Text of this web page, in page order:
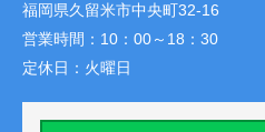
福岡県久留米市中央町32-16
営業時間： 10：00～18：30
定休日： 火曜日